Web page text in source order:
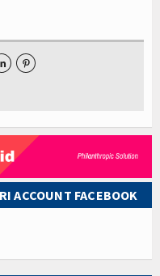

ACCOUNT FACEBOOK